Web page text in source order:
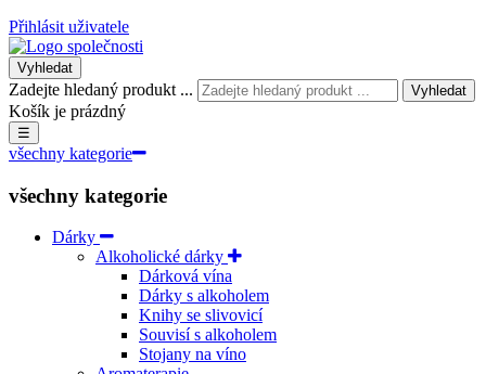
Přihlásit uživatele
Vyhledat
Zadejte hledaný produkt ... Vyhledat
Košík je prázdný
☰
všechny kategorie
všechny kategorie
Dárky
Alkoholické dárky
Dárková vína
Dárky s alkoholem
Knihy se slivovicí
Souvisí s alkoholem
Stojany na víno